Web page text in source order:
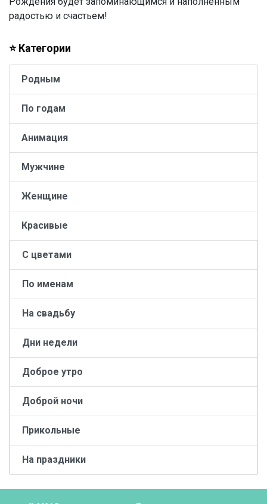
радостью и счастьем!
⭐ Категории
Родным
По годам
Анимация
Мужчине
Женщине
Красивые
С цветами
По именам
На свадьбу
Дни недели
Доброе утро
Доброй ночи
Прикольные
На праздники